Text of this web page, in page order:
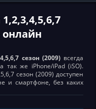
онлайн
сезон (2009) всегда
же iPhone/iPad (iSO).
сезон (2009) доступен
и смартфоне, без каких